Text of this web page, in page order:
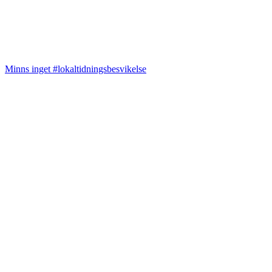
Minns inget #lokaltidningsbesvikelse